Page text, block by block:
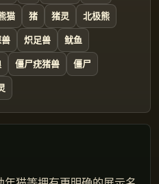
猫 猪 猪灵
北极熊
炽足兽
鱿鱼
僵尸疣猪兽
僵尸